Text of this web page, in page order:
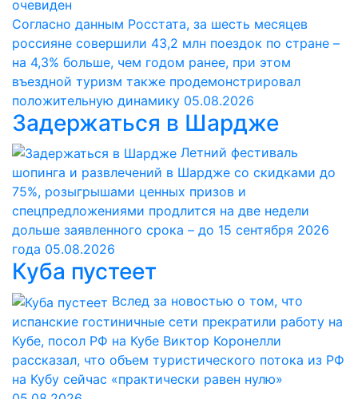
Согласно данным Росстата, за шесть месяцев
россияне совершили 43,2 млн поездок по стране –
на 4,3% больше, чем годом ранее, при этом
въездной туризм также продемонстрировал
положительную динамику 05.08.2026
Задержаться в Шардже
Летний фестиваль
шопинга и развлечений в Шардже со скидками до
75%, розыгрышами ценных призов и
спецпредложениями продлится на две недели
дольше заявленного срока – до 15 сентября 2026
года 05.08.2026
Куба пустеет
Вслед за новостью о том, что
испанские гостиничные сети прекратили работу на
Кубе, посол РФ на Кубе Виктор Коронелли
рассказал, что объем туристического потока из РФ
на Кубу сейчас «практически равен нулю»